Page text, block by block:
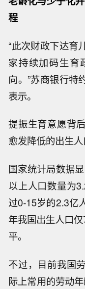
程
“此次财政下达育
家持续加码生育
向。”苏商银行特
表示。
提振生育意愿背
愈发降低的出生人
国家统计局数据
以上人口数量为
过0-15岁的2.3亿
年我国出生人口
平。
不过，目前我国
际上常用的劳动